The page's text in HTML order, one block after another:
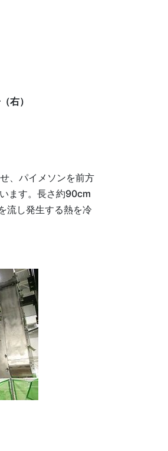
右）
、パイメソンを前方
ます。長さ約90cm
流し発生する熱を冷